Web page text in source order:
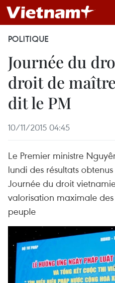
POLITIQUE
Journée du
droit de
dit le PM
10/11/2015 04:45
Le Premier ministre
lundi des résultats
Journée du droit
valorisation maximale
peuple